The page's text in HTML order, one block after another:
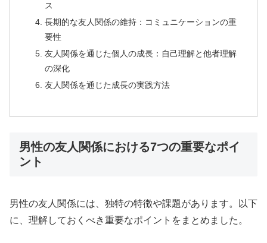
ス
長期的な友人関係の維持：コミュニケーションの重
要性
友人関係を通じた個人の成長：自己理解と他者理解
の深化
友人関係を通じた成長の実践方法
男性の友人関係における7つの重要なポイ
ント
男性の友人関係には、独特の特徴や課題があります。以下
に、理解しておくべき重要なポイントをまとめました。